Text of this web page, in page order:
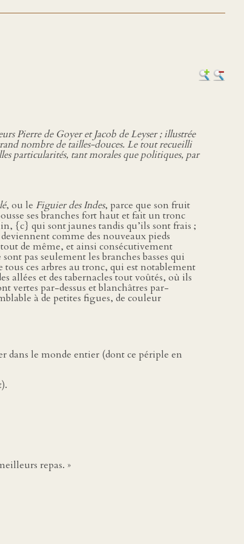
Pierre de Goyer et Jacob de Leyser ; illustrée
nombre de tailles-douces. Le tout recueilli
particularités, tant morales que politiques, par
, ou le Figuier des Indes, parce que son fruit
ses branches fort haut et fait un tronc
{c} qui sont jaunes tandis qu’ils sont frais ;
comme des nouveaux pieds
de même, et ainsi consécutivement
pas seulement les branches basses qui
ces arbres au tronc, qui est notablement
allées et des tabernacles tout voûtés, où ils
vertes par-dessus et blanchâtres par-
à de petites figues, de couleur
dans le monde entier (dont ce périple en
repas. »